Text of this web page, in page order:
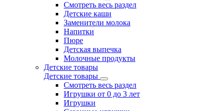
Смотреть весь раздел
Детские каши
Заменители молока
Напитки
Пюре
Детская выпечка
Молочные продукты
Детские товары
Детские товары
Смотреть весь раздел
Игрушки от 0 до 3 лет
Игрушки